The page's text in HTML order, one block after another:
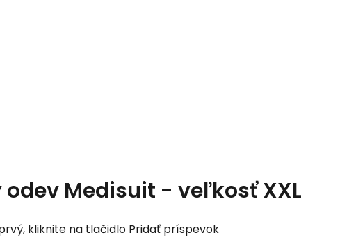
odev Medisuit - veľkosť XXL
kliknite na tlačidlo Pridať príspevok